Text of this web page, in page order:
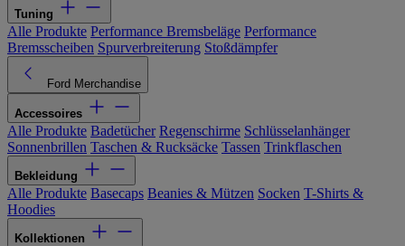
Tuning
Alle Produkte Performance Bremsbeläge Performance
Bremsscheiben Spurverbreiterung Stoßdämpfer
Ford Merchandise
Accessoires
Alle Produkte Badetücher Regenschirme Schlüsselanhänger
Sonnenbrillen Taschen & Rucksäcke Tassen Trinkflaschen
Bekleidung
Alle Produkte Basecaps Beanies & Mützen Socken T-Shirts &
Hoodies
Kollektionen